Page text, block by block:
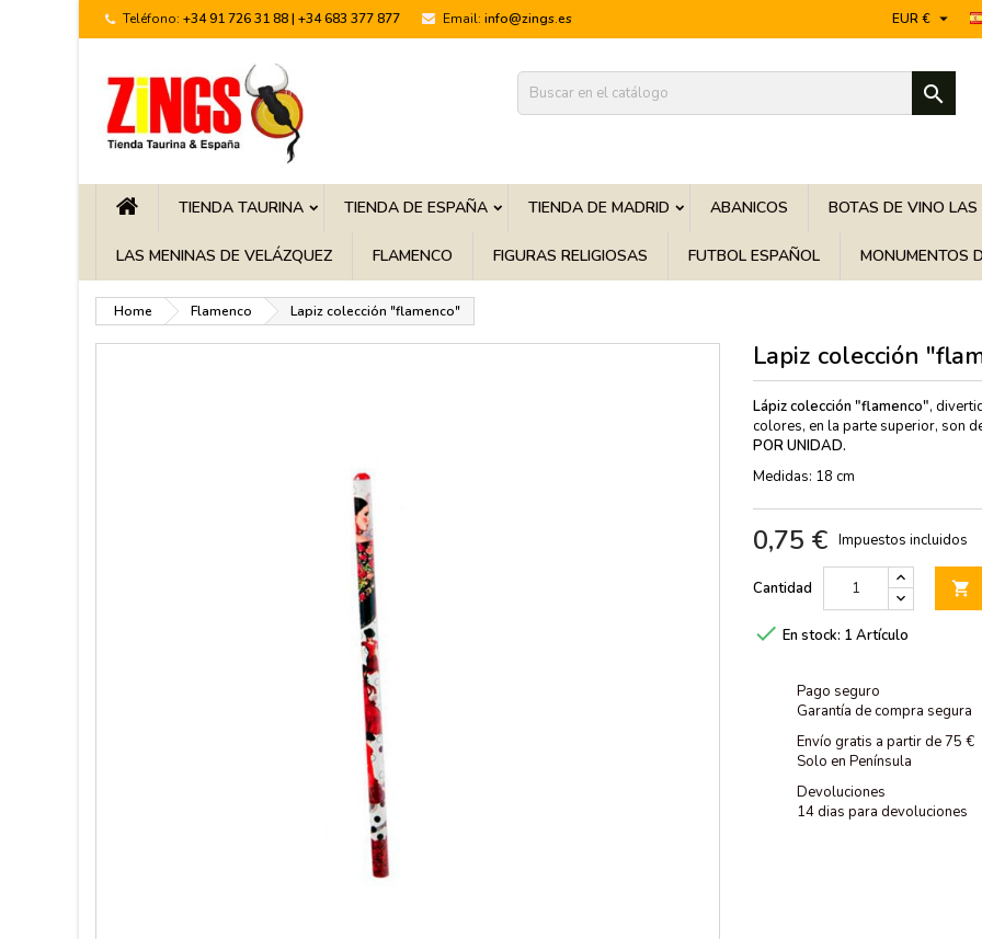
Teléfono: +34 91 726 31 88 | +34 683 377 877 Email: info@zings.es EUR € 

TIENDA TAURINA TIENDA DE ESPAÑA TIENDA DE MADRID ABANICOS BOTAS DE VINO LAS
LAS MENINAS DE VELÁZQUEZ FLAMENCO FIGURAS RELIGIOSAS FUTBOL ESPAÑOL MONUMENTOS
Home Flamenco Lapiz colección "flamenco"
Lapiz colección
Lápizcolección "flamenco",
colores, en la parte superior, son
POR UNIDAD.
Medidas: 18 cm
0,75 € Impuestos incluidos
Cantidad 
 En stock: 1 Artículo
Pago seguro
Garantía de compra segura
Envío gratis a partir de 75 €
Solo en Península
Devoluciones
14 dias para devoluciones